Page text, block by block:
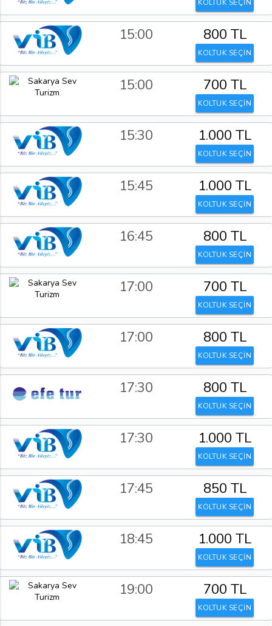
KOLTUK SEÇİN
15:00 800 TL
KOLTUK SEÇİN
15:00 700 TL
KOLTUK SEÇİN
15:30 1.000 TL
KOLTUK SEÇİN
15:45 1.000 TL
KOLTUK SEÇİN
16:45 800 TL
KOLTUK SEÇİN
17:00 700 TL
KOLTUK SEÇİN
17:00 800 TL
KOLTUK SEÇİN
17:30 800 TL
KOLTUK SEÇİN
17:30 1.000 TL
KOLTUK SEÇİN
17:45 850 TL
KOLTUK SEÇİN
18:45 1.000 TL
KOLTUK SEÇİN
19:00 700 TL
KOLTUK SEÇİN